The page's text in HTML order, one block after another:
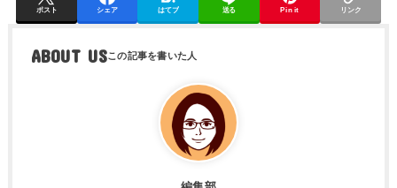
ポスト シェア はてブ 送る Pin it リンク
ABOUT US